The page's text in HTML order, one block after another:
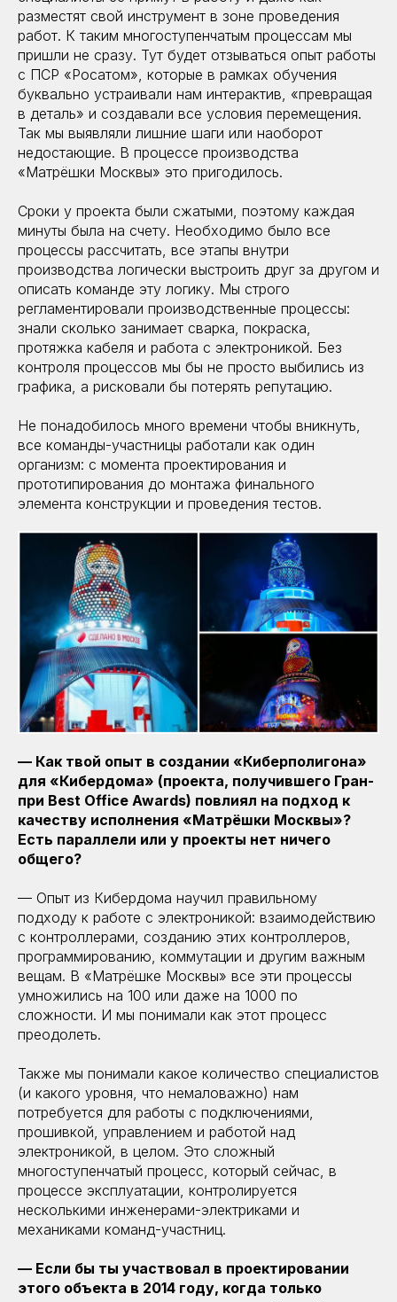
разместят свой инструмент в зоне проведения
работ. К таким многоступенчатым процессам мы
пришли не сразу. Тут будет отзываться опыт работы
с ПСР «Росатом», которые в рамках обучения
буквально устраивали нам интерактив, «превращая
в деталь» и создавали все условия перемещения.
Так мы выявляли лишние шаги или наоборот
недостающие. В процессе производства
«Матрёшки Москвы» это пригодилось.
Сроки у проекта были сжатыми, поэтому каждая
минуты была на счету. Необходимо было все
процессы рассчитать, все этапы внутри
производства логически выстроить друг за другом и
описать команде эту логику. Мы строго
регламентировали производственные процессы:
знали сколько занимает сварка, покраска,
протяжка кабеля и работа с электроникой. Без
контроля процессов мы бы не просто выбились из
графика, а рисковали бы потерять репутацию.
Не понадобилось много времени чтобы вникнуть,
все команды-участницы работали как один
организм: с момента проектирования и
прототипирования до монтажа финального
элемента конструкции и проведения тестов.
— Как твой опыт в создании «Киберполигона»
для «Кибердома» (проекта, получившего Гран-
при Best Office Awards) повлиял на подход к
качеству исполнения «Матрёшки Москвы»?
Есть параллели или у проекты нет ничего
общего?
— Опыт из Кибердома научил правильному
подходу к работе с электроникой: взаимодействию
с контроллерами, созданию этих контроллеров,
программированию, коммутации и другим важным
вещам. В «Матрёшке Москвы» все эти процессы
умножились на 100 или даже на 1000 по
сложности. И мы понимали как этот процесс
преодолеть.
Также мы понимали какое количество специалистов
(и какого уровня, что немаловажно) нам
потребуется для работы с подключениями,
прошивкой, управлением и работой над
электроникой, в целом. Это сложный
многоступенчатый процесс, который сейчас, в
процессе эксплуатации, контролируется
несколькими инженерами-электриками и
механиками команд-участниц.
— Если бы ты участвовал в проектировании
этого объекта в 2014 году, когда только